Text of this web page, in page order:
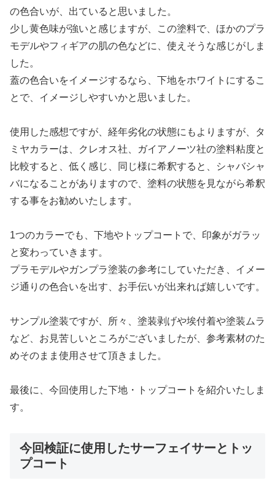
の色合いが、出ていると思いました。
少し黄色味が強いと感じますが、この塗料で、ほかのプラ
モデルやフィギアの肌の色などに、使えそうな感じがしま
した。
蓋の色合いをイメージするなら、下地をホワイトにするこ
とで、イメージしやすいかと思いました。
使用した感想ですが、経年劣化の状態にもよりますが、タ
ミヤカラーは、クレオス社、ガイアノーツ社の塗料粘度と
比較すると、低く感じ、同じ様に希釈すると、シャバシャ
バになることがありますので、塗料の状態を見ながら希釈
する事をお勧めいたします。
1つのカラーでも、下地やトップコートで、印象がガラッ
と変わっていきます。
プラモデルやガンプラ塗装の参考にしていただき、イメー
ジ通りの色合いを出す、お手伝いが出来れば嬉しいです。
サンプル塗装ですが、所々、塗装剥げや埃付着や塗装ムラ
など、お見苦しいところがございましたが、参考素材のた
めそのまま使用させて頂きました。
最後に、今回使用した下地・トップコートを紹介いたしま
す。
今回検証に使用したサーフェイサーとトッ
プコート